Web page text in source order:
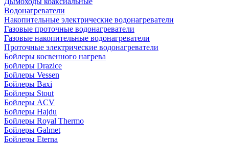
Водонагреватели
Накопительные электрические водонагреватели
Газовые проточные водонагреватели
Газовые накопительные водонагреватели
Проточные электрические водонагреватели
Бойлеры косвенного нагрева
Бойлеры Drazice
Бойлеры Vessen
Бойлеры Baxi
Бойлеры Stout
Бойлеры ACV
Бойлеры Hajdu
Бойлеры Royal Thermo
Бойлеры Galmet
Бойлеры Eterna